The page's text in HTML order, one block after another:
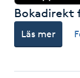
Kinesisk medicin
Kiropraktik
Klangmassage
Bokadirekt
Läs mer